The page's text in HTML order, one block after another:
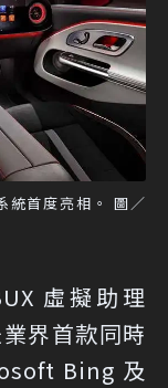
統首度亮相。 圖／
虛擬助理
界首款同時
Bing 及